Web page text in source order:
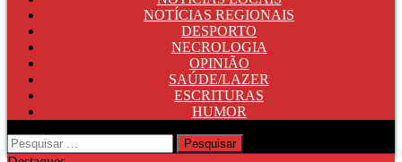
NOTÍCIAS REGIONAIS
DESPORTO
NECROLOGIA
OPINIÃO
SAÚDE/LAZER
ESCRITURAS
HUMOR
Pesquisar
por: